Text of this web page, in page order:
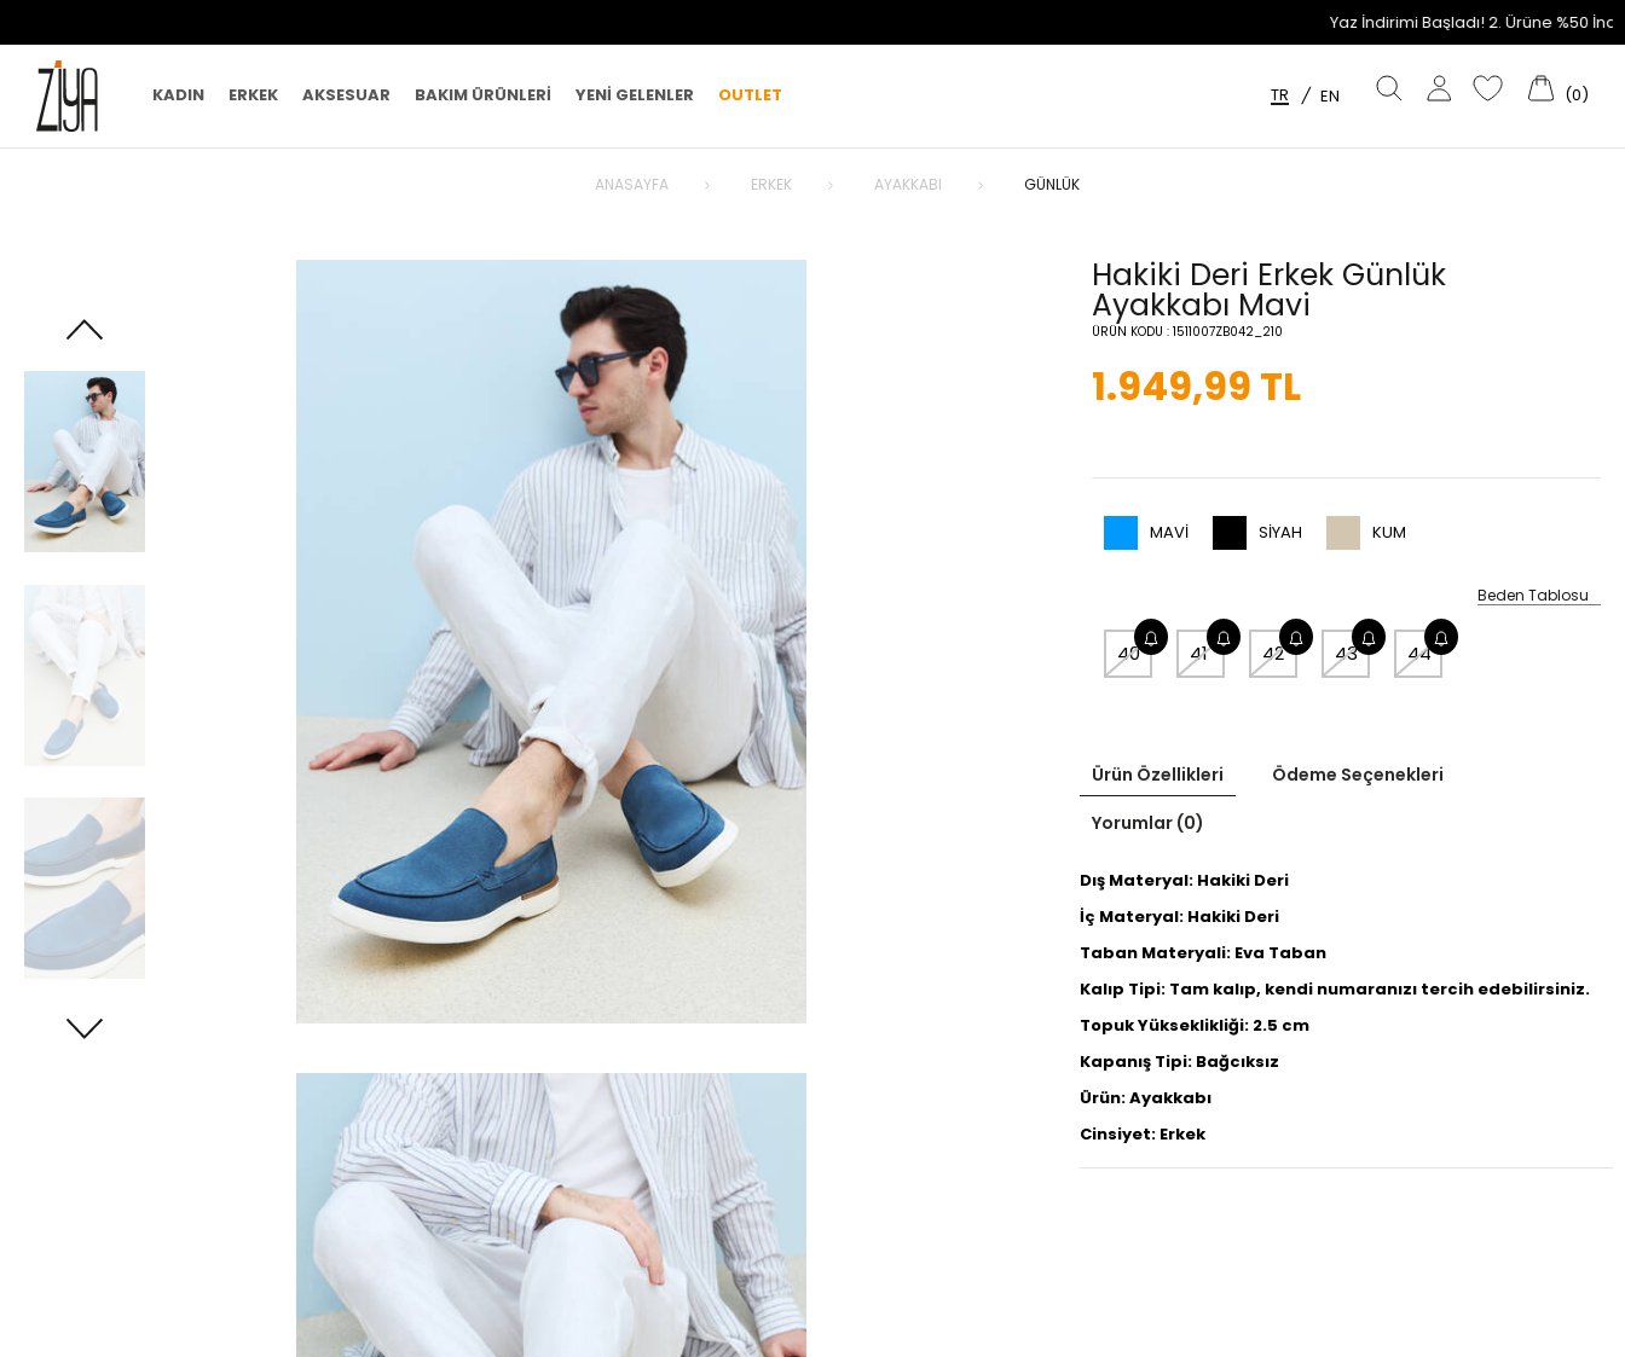
Yaz İndirimi Başladı! 2. Ürüne %50 İndirim Fırsatını Kaçırma!
KADIN ERKEK AKSESUAR BAKIM ÜRÜNLERI YENI GELENLER OUTLET TR / EN (0)
ANASAYFA ERKEK AYAKKABI GÜNLÜK
Hakiki Deri Erkek Günlük
Ayakkabı Mavi
ÜRÜN KODU : 1511007ZB042_210
1.949,99 TL
MAVI SIYAH KUM
Beden Tablosu
40 41 42 43 44
Ürün Özellikleri
Ödeme Seçenekleri
Yorumlar (0)
Dış Materyal: Hakiki Deri
İç Materyal: Hakiki Deri
Taban Materyali: Eva Taban
Kalıp Tipi: Tam kalıp, kendi numaranızı tercih edebilirsiniz.
Topuk Yükseklikliği: 2.5 cm
Kapanış Tipi: Bağcıksız
Ürün: Ayakkabı
Cinsiyet: Erkek